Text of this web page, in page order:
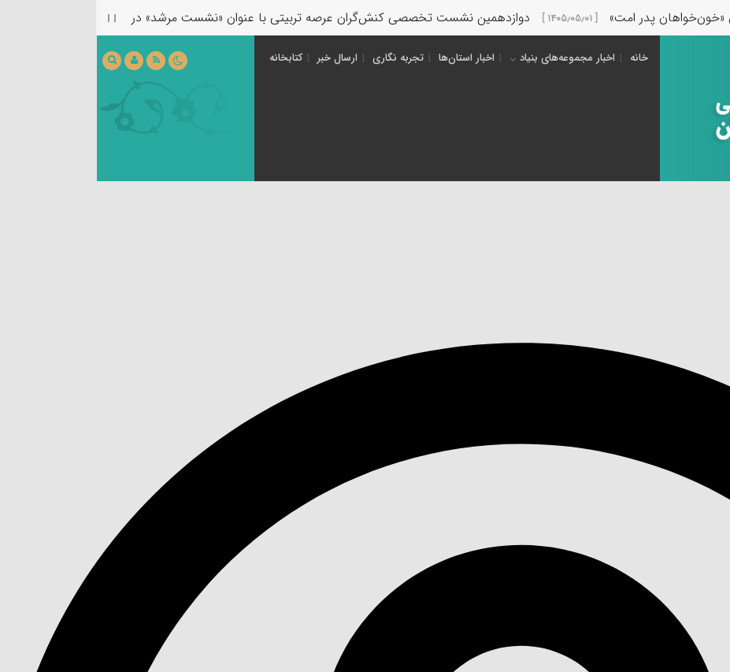
پدر امت» [ ۱۴۰۵٫۰۵٫۰۱ ] دوازدهمین نشست تخصصی کنش‌گران عرصه تربیتی با عنوان «نشست مرشد» در کرمان برگزار می‌شود.
خانه اخبار مجموعه‌های بنیاد اخبار استان‌ها تجربه نگاری ارسال خبر کتابخانه